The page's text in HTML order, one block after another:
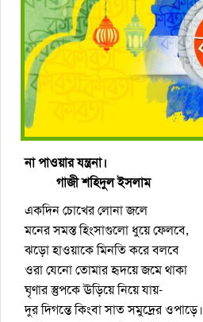
না পাওয়ার যন্ত্রনা।
গাজী শহিদুল ইসলাম
একদিন চোখের লোনা জলে
মনের সমস্ত হিংসাগুলো ধুয়ে ফেলবে,
ঝড়ো হাওয়াকে মিনতি করে বলবে
ওরা যেনো তোমার হৃদয়ে জমে থাকা
ঘৃণার স্তুপকে ঊড়িয়ে নিয়ে যায়-
দুর দিগন্তে কিংবা সাত সমুদ্রের ওপাড়ে।